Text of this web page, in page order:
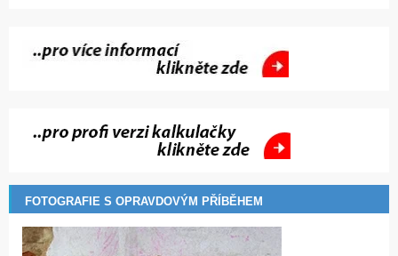
FOTOGRAFIE S OPRAVDOVÝM PŘÍBĚHEM